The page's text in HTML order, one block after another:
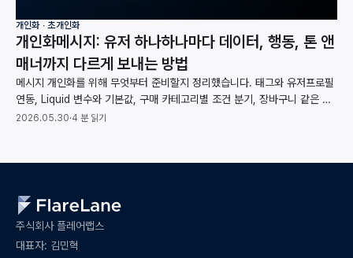
개인화 ∙ 초개인화
개인화메시지: 유저 하나하나마다 데이터, 행동, 톤 앤
매너까지 다르게 보내는 방법
메시지 개인화를 위해 무엇부터 준비할지 정리했습니다. 태그와 유저프로필
연동, Liquid 변수와 기본값, 구매 카테고리별 조건 분기, 장바구니 같은 행
동 데이터 반영까지 받는 사람마다 내용이 달라지는 메시지를 만드는 과정을
2026.05.30·4 분 읽기
주식회사 플레어랩스
대표자: 김민혁